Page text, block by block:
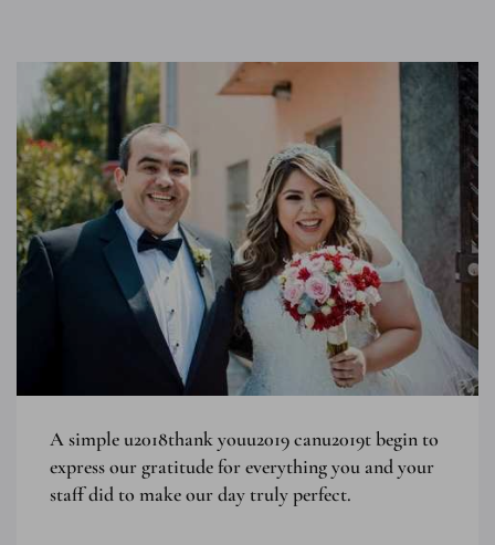
A simple u2018thank youu2019 canu2019t begin to
express our gratitude for everything you and your
staff did to make our day truly perfect.